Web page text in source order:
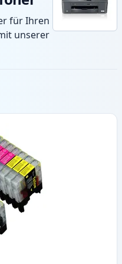
für Ihren
unserer
Patronen.
aus